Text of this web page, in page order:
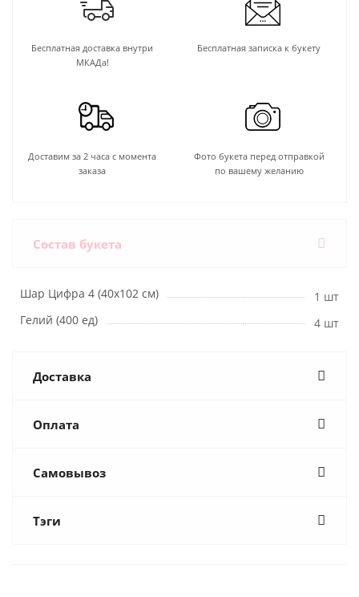
Бесплатная доставка внутри
МКАДа!
Бесплатная записка к букету
Доставим за 2 часа с момента
заказа
Фото букета перед отправкой
по вашему желанию
Состав букета
Шар Цифра 4 (40х102 см)
1 шт
Гелий (400 ед)
4 шт
Доставка
Оплата
Самовывоз
Тэги